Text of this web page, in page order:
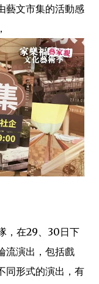
藝文市集的活動感
，在29、30日下
流演出，包括戲
同形式的演出，有